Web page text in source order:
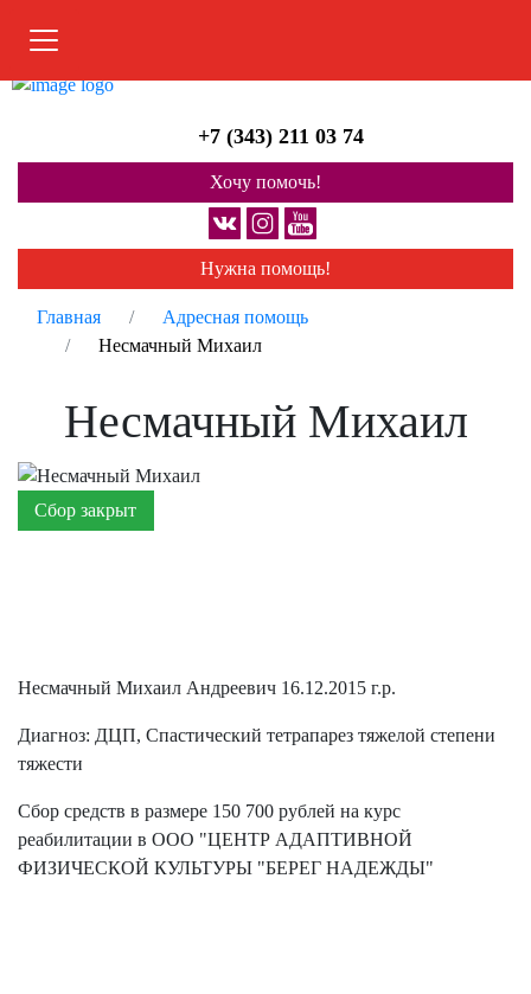
Меню
+7 (343) 211 03 74
Хочу помочь!
Нужна помощь!
Главная
Адресная помощь
Несмачный Михаил
Несмачный Михаил
Сбор закрыт
Несмачный Михаил Андреевич 16.12.2015 г.р.
Диагноз: ДЦП, Спастический тетрапарез тяжелой степени
тяжести
Сбор средств в размере 150 700 рублей на курс
реабилитации в ООО "ЦЕНТР АДАПТИВНОЙ
ФИЗИЧЕСКОЙ КУЛЬТУРЫ "БЕРЕГ НАДЕЖДЫ"